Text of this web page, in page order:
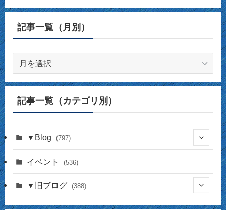
記事一覧（月別）
一
覧
（月
記事一覧（カテゴリ別）
▼Blog (797)
(16)
(141)
イベント (536)
▼旧ブログ (388)
(14)